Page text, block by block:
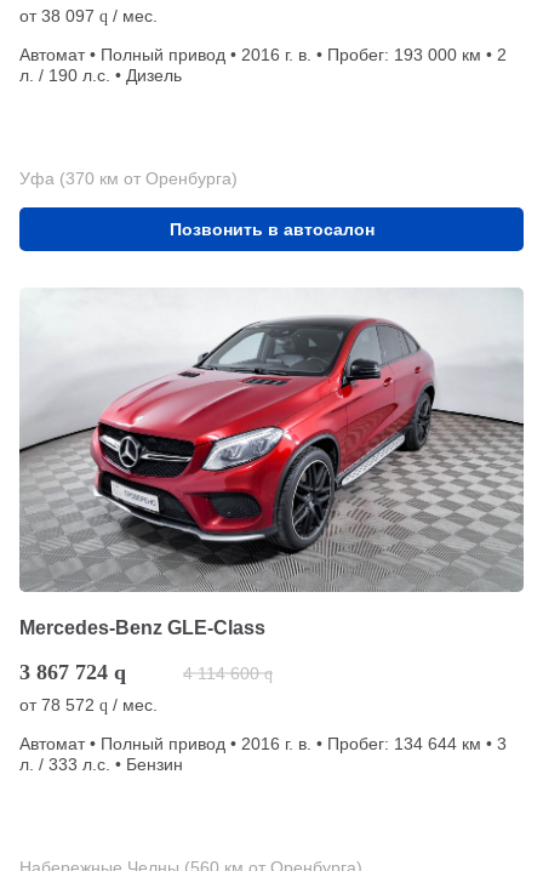
от38 097 q / мес.
Автомат • Полный привод • 2016 г. в. • Пробег: 193 000 км • 2
л. / 190 л.с. • Дизель
Уфа (370 км от Оренбурга)
Позвонить в автосалон
Mercedes-Benz GLE-Class
3 867 724 q 4 114 600 q
от78 572 q / мес.
Автомат • Полный привод • 2016 г. в. • Пробег: 134 644 км • 3
л. / 333 л.с. • Бензин
Набережные Челны (560 км от Оренбурга)